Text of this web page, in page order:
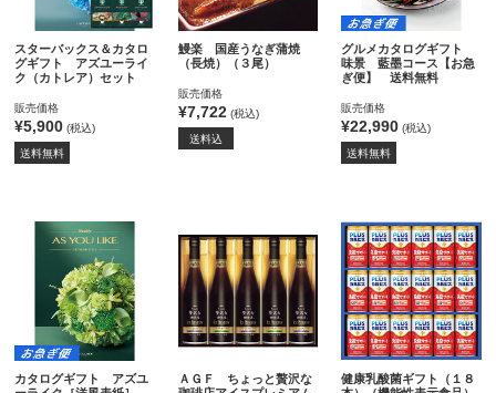
スターバックス＆カタロ
グギフト アズユーライ
ク（カトレア）セット
販売価格
¥5,900 (税込)
送料無料
鰻楽 国産うなぎ蒲焼
（長焼）（３尾）
販売価格
¥7,722(税込)
送料込
グルメカタログギフト
味景 藍墨コース【お急
ぎ便】 送料無料
販売価格
¥22,990 (税込)
送料無料
カタログギフト アズユ
ＡＧＦ ちょっと贅沢な
健康乳酸菌ギフト（１８